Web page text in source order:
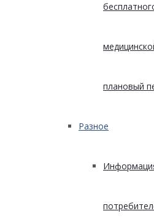
плановый
Разное